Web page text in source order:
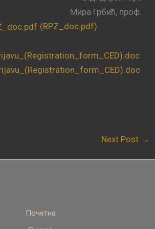
Мира Грбић, проф.
(RPZ_doc.pdf)
Next Post →
Почетна